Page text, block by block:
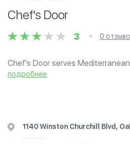
Chef's Door
3 0
Chef's Door serves
shawarma, falafel, grill, and more.
подробнее
1140 Winston Churchill Blvd,